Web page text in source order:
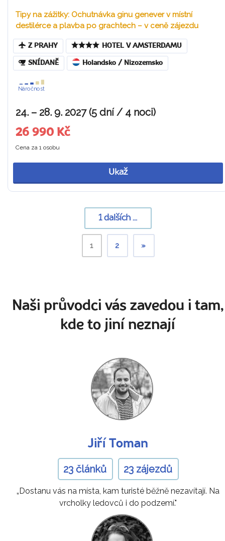
Tipy na zážitky: Ochutnávka ginu genever v místní
destilérce a plavba po grachtech – v ceně zájezdu
Z PRAHY HOTEL V AMSTERDAMU
SNÍDANĚ Holandsko / Nizozemsko
Náročnost
24. – 28. 9. 2027 (5 dní / 4 noci)
26 990 Kč
Cena za 1 osobu
Ukaž
1dalších ...
1 2 »
Naši průvodci vás zavedou i tam,
kde to jiní neznají
Jiří Toman
23 článků 23 zájezdů
„Dostanu vás na místa, kam turisté běžně nezavítají. Na
vrcholky ledovců i do podzemí."